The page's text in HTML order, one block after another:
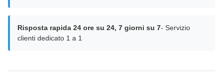
Risposta rapida 24 ore su 24, 7 giorni su 7- Servizio
clienti dedicato 1 a 1